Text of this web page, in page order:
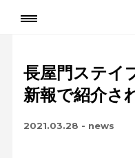
長屋門ステイ
新報で紹介さ
2021.03.28 - news